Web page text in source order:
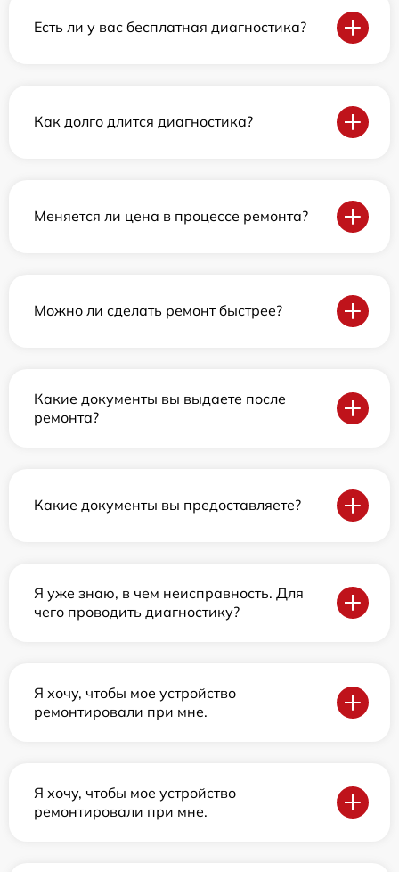
Есть ли у вас бесплатная диагностика?
Как долго длится диагностика?
Меняется ли цена в процессе ремонта?
Можно ли сделать ремонт быстрее?
Какие документы вы выдаете после
ремонта?
Какие документы вы предоставляете?
Я уже знаю, в чем неисправность. Для
чего проводить диагностику?
Я хочу, чтобы мое устройство
ремонтировали при мне.
Я хочу, чтобы мое устройство
ремонтировали при мне.